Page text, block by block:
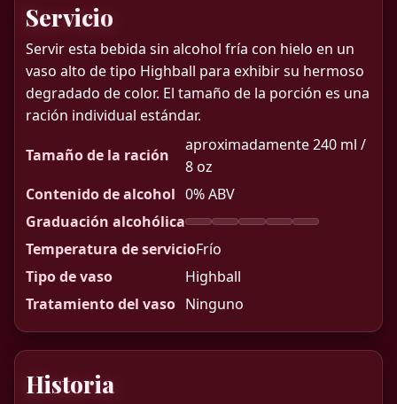
Servicio
Servir esta bebida sin alcohol fría con hielo en un
vaso alto de tipo Highball para exhibir su hermoso
degradado de color. El tamaño de la porción es una
ración individual estándar.
Tamaño de la ración
aproximadamente 240 ml /
8 oz
Contenido de alcohol 0% ABV
Graduación alcohólica
Temperatura de servicioFrío
Tipo de vaso
Highball
Tratamiento del vaso Ninguno
Historia